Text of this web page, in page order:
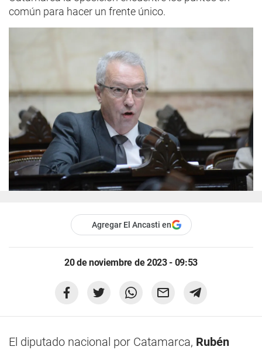
común para hacer un frente único.
Agregar El Ancasti en
20 de noviembre de 2023 - 09:53
El diputado nacional por Catamarca, Rubén